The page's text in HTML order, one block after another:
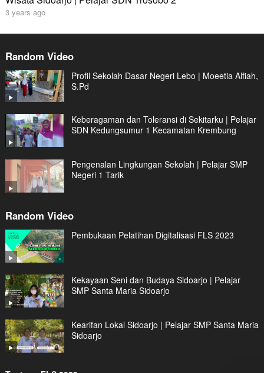
3 years ago
Random Video
Profil Sekolah Dasar Negeri Lebo | Moeetia Alfiah,
S.Pd
Keberagaman dan Toleransi di Sekitarku | Pelajar
SDN Kedungsumur 1 Kecamatan Krembung
Pengenalan Lingkungan Sekolah | Pelajar SMP
Negeri 1 Tarik
Random Video
Pembukaan Pelatihan Digitalisasi FLS 2023
Kekayaan Seni dan Budaya Sidoarjo | Pelajar
SMP Santa Maria Sidoarjo
Kearifan Lokal Sidoarjo | Pelajar SMP Santa Maria
Sidoarjo